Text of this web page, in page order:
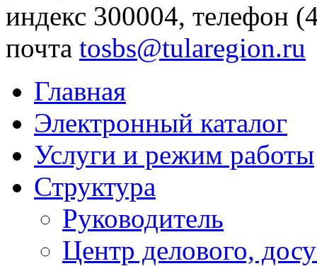
индекс 300004, телефон
почта tosbs@tularegion.ru
Главная
Электронный каталог
Услуги и режим работы
Структура
Руководитель
Центр делового,